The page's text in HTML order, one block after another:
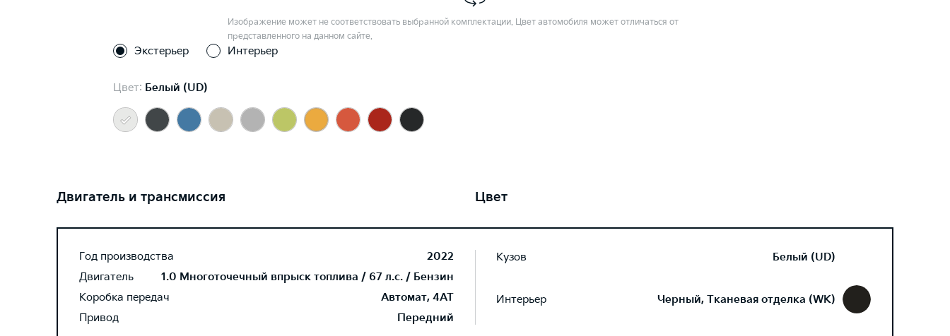
Изображение может не соответствовать выбранной комплектации. Цвет автомобиля может отличаться от
представленного на данном сайте.
Экстерьер Интерьер
Цвет: Белый (UD)
Двигатель и трансмиссия
Год производства
2022
Двигатель
1.0 Многоточечный впрыск топлива / 67 л.с. / Бензин
Коробка передач
Автомат, 4AT
Привод
Передний
Цвет
Кузов Белый (UD)
Интерьер Черный, Тканевая отделка (WK)